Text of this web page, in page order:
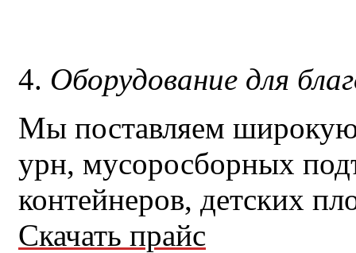
4. Оборудование для
Мы поставляем
урн, мусоросборных
контейнеров, детских
Скачать прайс